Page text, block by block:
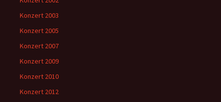
Konzert 2003
Konzert 2005
Konzert 2007
Konzert 2009
Konzert 2010
Konzert 2012